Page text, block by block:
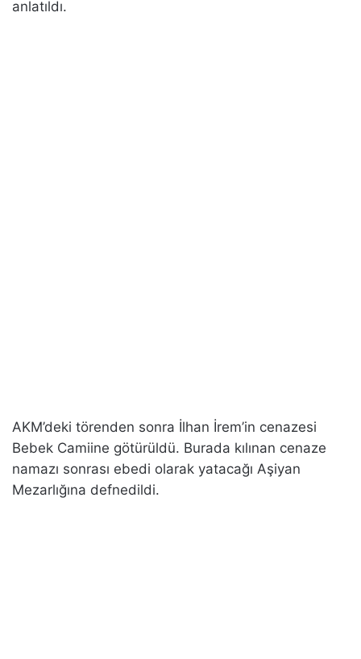
anlatıldı.
AKM’deki törenden sonra İlhan İrem’in cenazesi
Bebek Camiine götürüldü. Burada kılınan cenaze
namazı sonrası ebedi olarak yatacağı Aşiyan
Mezarlığına defnedildi.